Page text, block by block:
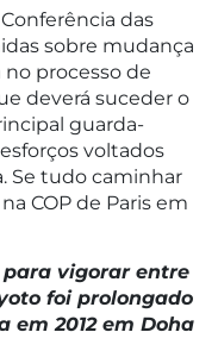
das
sobre mudança
processo de
deverá suceder o
guarda-
voltados
Se tudo caminhar
COP de Paris em
para vigorar entre
foi prolongado
em 2012 em Doha